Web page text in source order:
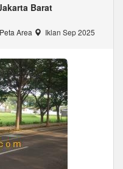
Barat
Peta Area Iklan Sep 2025